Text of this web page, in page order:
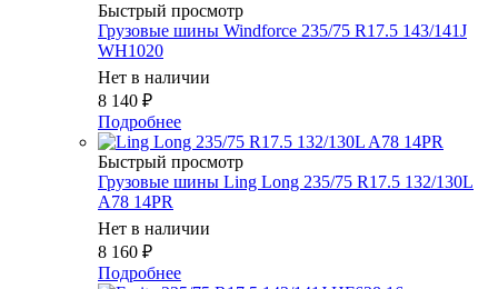
Быстрый просмотр
Грузовые шины Windforce 235/75 R17.5 143/141J
WH1020
Нет в наличии
8 140 ₽
Подробнее
Быстрый просмотр
Грузовые шины Ling Long 235/75 R17.5 132/130L
A78 14PR
Нет в наличии
8 160 ₽
Подробнее